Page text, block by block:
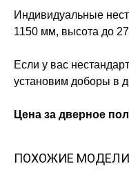
Индивидуальные
1150 мм, высота до
Если у вас
установим доборы в
Цена за дверное
ПОХОЖИЕ МОДЕЛИ